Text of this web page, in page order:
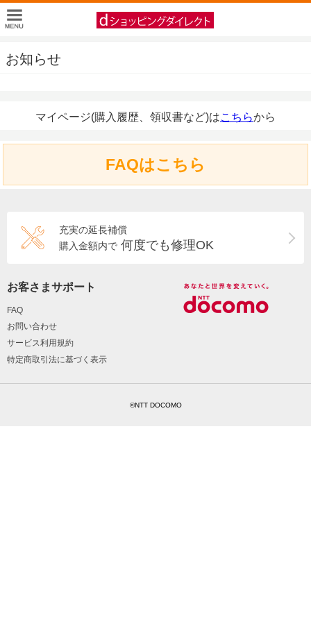
お知らせ
マイページ(購入履歴、領収書など)はこちらから
FAQはこちら
充実の延長補償
購入金額内で 何度でも修理OK
お客さまサポート
FAQ
お問い合わせ
サービス利用規約
特定商取引法に基づく表示
©NTT DOCOMO